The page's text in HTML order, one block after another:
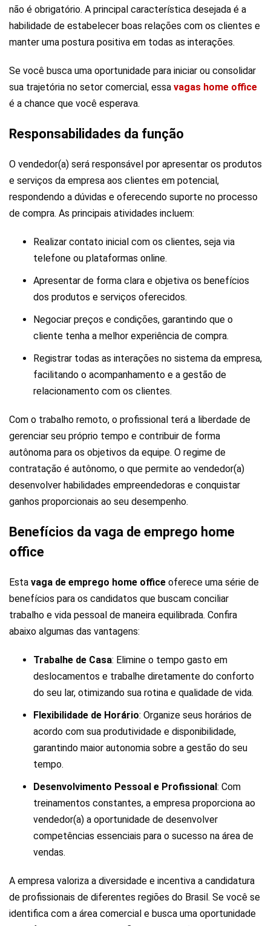
não é obrigatório. A principal característica desejada é a
habilidade de estabelecer boas relações com os clientes e
manter uma postura positiva em todas as interações.
Se você busca uma oportunidade para iniciar ou consolidar
sua trajetória no setor comercial, essa vagas home office
é a chance que você esperava.
Responsabilidades da função
O vendedor(a) será responsável por apresentar os produtos
e serviços da empresa aos clientes em potencial,
respondendo a dúvidas e oferecendo suporte no processo
de compra. As principais atividades incluem:
Realizar contato inicial com os clientes, seja via
telefone ou plataformas online.
Apresentar de forma clara e objetiva os benefícios
dos produtos e serviços oferecidos.
Negociar preços e condições, garantindo que o
cliente tenha a melhor experiência de compra.
Registrar todas as interações no sistema da empresa,
facilitando o acompanhamento e a gestão de
relacionamento com os clientes.
Com o trabalho remoto, o profissional terá a liberdade de
gerenciar seu próprio tempo e contribuir de forma
autônoma para os objetivos da equipe. O regime de
contratação é autônomo, o que permite ao vendedor(a)
desenvolver habilidades empreendedoras e conquistar
ganhos proporcionais ao seu desempenho.
Benefícios da vaga de emprego home
office
Esta vaga de emprego home office oferece uma série de
benefícios para os candidatos que buscam conciliar
trabalho e vida pessoal de maneira equilibrada. Confira
abaixo algumas das vantagens:
Trabalhe de Casa: Elimine o tempo gasto em
deslocamentos e trabalhe diretamente do conforto
do seu lar, otimizando sua rotina e qualidade de vida.
Flexibilidade de Horário: Organize seus horários de
acordo com sua produtividade e disponibilidade,
garantindo maior autonomia sobre a gestão do seu
tempo.
Desenvolvimento Pessoal e Profissional : Com
treinamentos constantes, a empresa proporciona ao
vendedor(a) a oportunidade de desenvolver
competências essenciais para o sucesso na área de
vendas.
A empresa valoriza a diversidade e incentiva a candidatura
de profissionais de diferentes regiões do Brasil. Se você se
identifica com a área comercial e busca uma oportunidade